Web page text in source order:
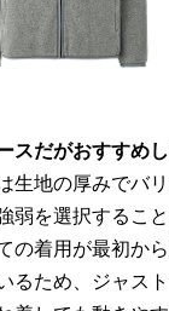
スだがおすすめ
生地の厚みでバ
弱を選択するこ
の着用が最初か
るため、ジャス